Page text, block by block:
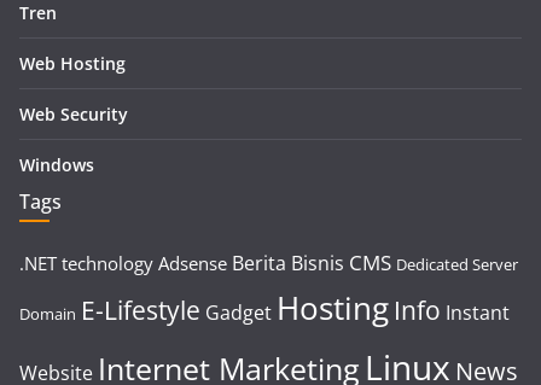
Tren
Web Hosting
Web Security
Windows
Tags
.NET technology Adsense Berita Bisnis CMS Dedicated Server
Domain E-Lifestyle Gadget Hosting Info Instant
Website Internet Marketing Linux News